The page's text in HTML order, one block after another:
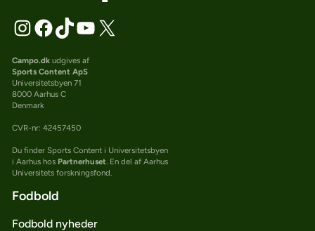
Campo.dkudgives af
Sports Content ApS
Universitetsbyen 71
8000 Aarhus C
Denmark
CVR-nr: 42457450
Du finder Sports Content i Universitetsbyen
i Aarhus hos Partnerhuset. En del af Aarhus
Universitets forskningsfond.
Fodbold
Fodbold nyheder